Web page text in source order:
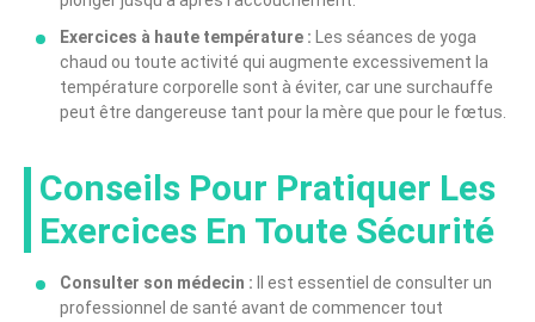
Exercices à haute température : Les séances de yoga
chaud ou toute activité qui augmente excessivement la
température corporelle sont à éviter, car une surchauffe
peut être dangereuse tant pour la mère que pour le fœtus.
Conseils Pour Pratiquer Les
Exercices En Toute Sécurité
Consulter son médecin : Il est essentiel de consulter un
professionnel de santé avant de commencer tout